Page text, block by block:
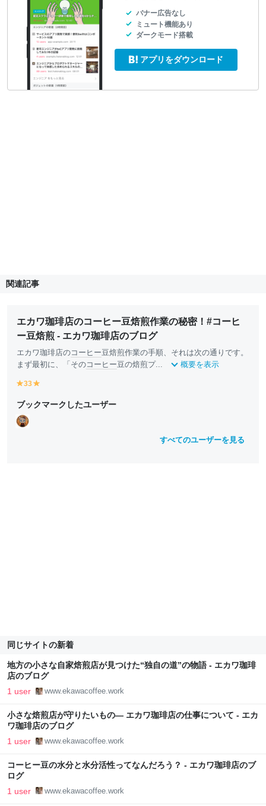
バナー広告なし
ミュート機能あり
ダークモード搭載
アプリをダウンロード
関連記事
エカワ珈琲店のコーヒー豆焙煎作業の秘密！#コーヒ
ー豆焙煎 - エカワ珈琲店のブログ
エカワ珈琲店のコーヒー豆焙煎作業の手順、それは次の通りです。
まず最初に、「そのコーヒー豆の焙煎プ... 概要を表示
y
ll
o
w
33
ll
ブックマークしたユーザー
すべてのユーザーを見る
同じサイトの新着
地方の小さな自家焙煎店が見つけた“独自の道”の物語 - エカワ珈琲
店のブログ
1 user www.ekawacoffee.work
小さな焙煎店が守りたいもの― エカワ珈琲店の仕事について - エカ
ワ珈琲店のブログ
1 user www.ekawacoffee.work
コーヒー豆の水分と水分活性ってなんだろう？ - エカワ珈琲店のブ
ログ
1 user www.ekawacoffee.work